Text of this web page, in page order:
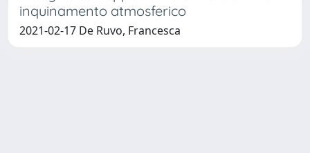
inquinamento atmosferico
2021-02-17 De Ruvo, Francesca